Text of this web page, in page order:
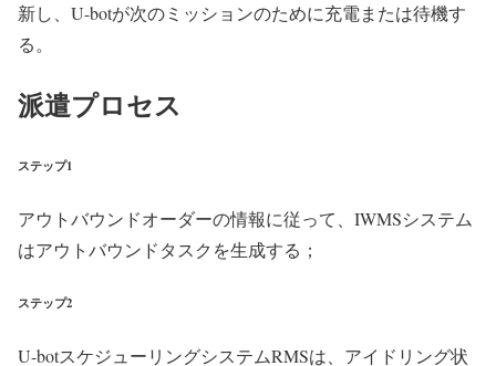
新し、U-botが次のミッションのために充電または待機す
る。
派遣プロセス
ステップ1
アウトバウンドオーダーの情報に従って、IWMSシステム
はアウトバウンドタスクを生成する；
ステップ2
U-botスケジューリングシステムRMSは、アイドリング状